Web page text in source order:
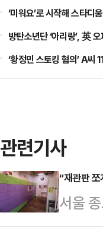
‘미워요’로 시작해 스타
방탄소년단 ‘아리랑’, 英
‘황정민 스토킹 혐의’ A씨
관련기사
“재관판
서울
형 공